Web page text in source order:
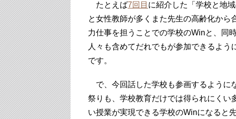
たとえば7回目 に紹介した「学校と地
と女性教師が多くまた先生の高齢化か
力仕事を担うことでの学校のWinと、同
人々も含めてだれでもが参加できるよ
です。
で、今回話した学校も参画するように
祭りも、学校教育だけでは得られにくい
い授業が実現できる学校のWinになると